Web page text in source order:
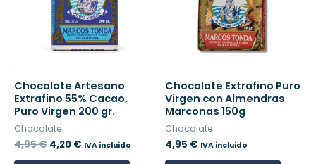
Chocolate Artesano
Extrafino 55% Cacao,
Puro Virgen 200 gr.
Chocolate
4,95€ 4,20 € IVA incluido
Chocolate Extrafino Puro
Virgen con Almendras
Marconas 150g
Chocolate
4,95 € IVA incluido